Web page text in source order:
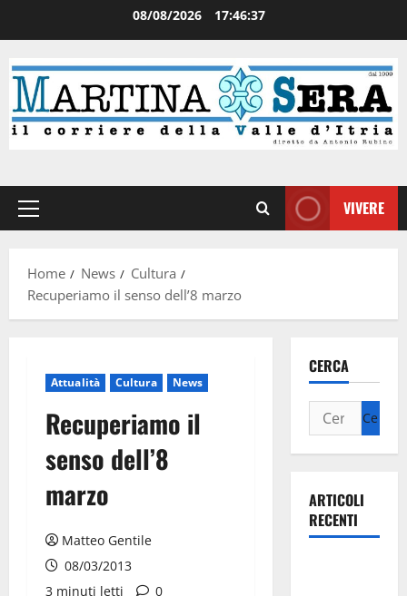
08/08/2026 17:46:37
VIVERE
Home News
Cultura
Recuperiamo il senso dell’8 marzo
Attualità Cultura News
Recuperiamo il
senso dell’8
marzo
Matteo Gentile
08/03/2013
3 minuti letti
0
CERCA
ARTICOLI
RECENTI